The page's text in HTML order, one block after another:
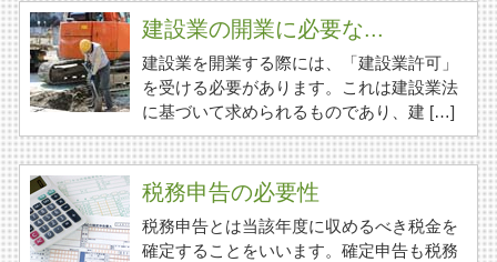
建設業の開業に必要な...
建設業を開業する際には、「建設業許可」
を受ける必要があります。これは建設業法
に基づいて求められるものであり、建 […]
税務申告の必要性
税務申告とは当該年度に収めるべき税金を
確定することをいいます。確定申告も税務